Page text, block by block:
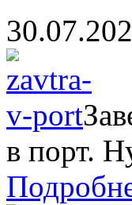
в порт.